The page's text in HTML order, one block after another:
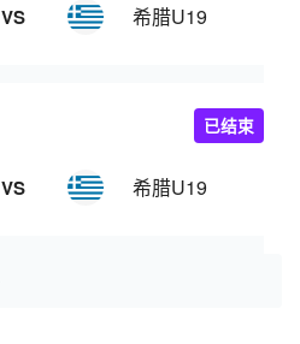
VS 希腊U19
VS 希腊U19
已结束